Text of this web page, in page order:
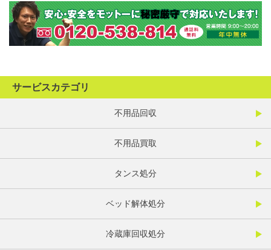
サービスカテゴリ
不用品回収
不用品買取
タンス処分
ベッド解体処分
冷蔵庫回収処分